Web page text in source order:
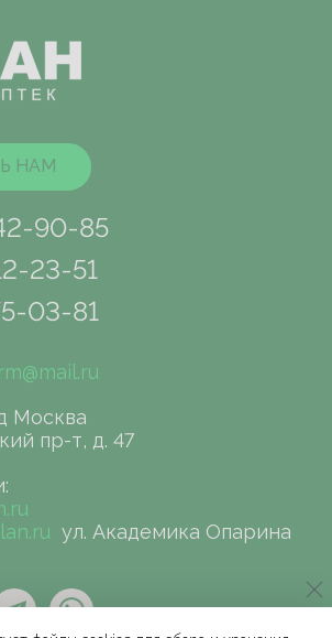
НАМ
90-85
23-51
03-81
Москва
пр-т, д. 47
ул. Академика Опарина